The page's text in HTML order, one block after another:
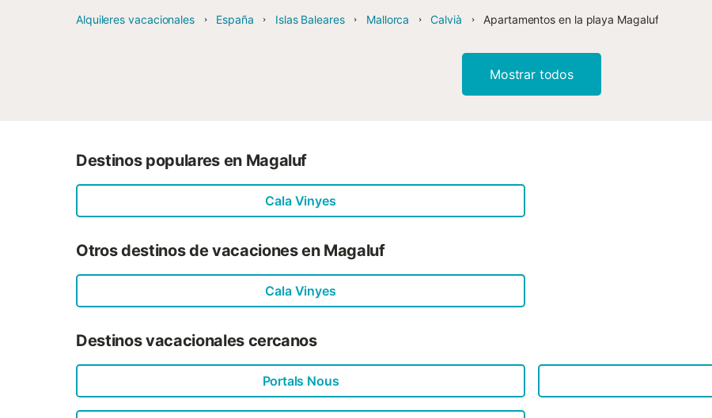
Alquileres vacacionales España Islas Baleares Mallorca Calvià Apartamentos en la playa Magaluf
Mostrar todos
Destinos populares en Magaluf
Cala Vinyes
Otros destinos de vacaciones en Magaluf
Cala Vinyes
Destinos vacacionales cercanos
Portals Nous